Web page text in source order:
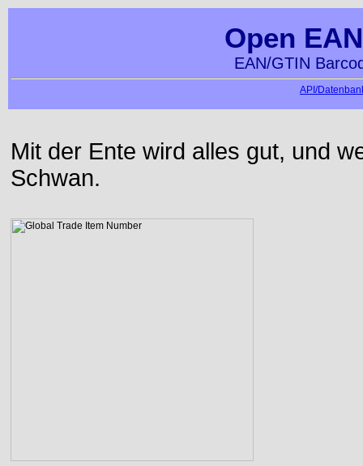
Open
EAN/GTIN
API/
Mit der Ente wird alles gut, und
Schwan.